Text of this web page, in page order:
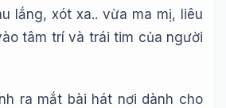
lắng, xót xa.. vừa ma mị, liêu
tâm trí và trái tim của người
ra mắt bài hát nơi dành cho